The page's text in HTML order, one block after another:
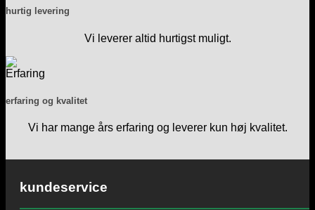
hurtig levering
Vi leverer altid hurtigst muligt.
erfaring og kvalitet
Vi har mange års erfaring og leverer kun høj kvalitet.
kundeservice